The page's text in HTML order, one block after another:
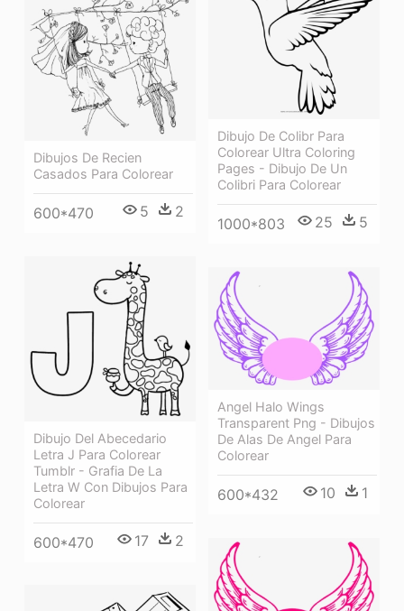
Dibujos De Recien
Casados Para Colorear
600*470 5 2
Dibujo De Colibr Para
Colorear Ultra Coloring
Pages - Dibujo De Un
Colibri Para Colorear
1000*803 25 5
Dibujo Del Abecedario
Letra J Para Colorear
Tumblr - Grafia De La
Letra W Con Dibujos Para
Colorear
600*470 17 2
Angel Halo Wings
Transparent Png - Dibujos
De Alas De Angel Para
Colorear
600*432 10 1